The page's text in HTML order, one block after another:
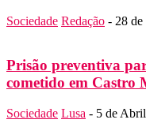
Sociedade Redação - 28
Prisão preventiva
cometido em Castro
Sociedade Lusa - 5 de